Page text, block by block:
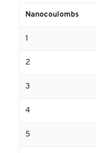
Nanocoulombs
1
2
3
4
5